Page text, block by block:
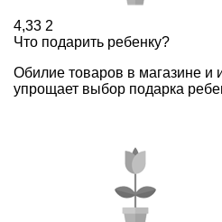
4,33 2
Что подарить ребенку?
Обилие товаров в магазине и
упрощает выбор подарка